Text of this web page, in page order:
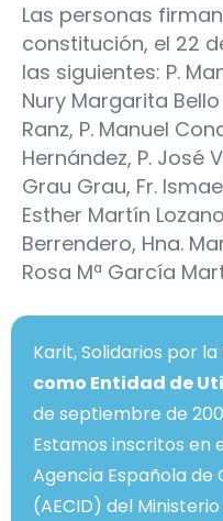
Las personas
constitución, el 22
las siguientes: P.
Nury Margarita Bello
Ranz, P. Manuel
Hernández, P. José
Grau Grau, Fr.
Esther Martín
Berrendero, Hna.
Rosa Mª García
Karit, Solidarios por la
como Entidad de
de septiembre de
Estamos inscritos en
Agencia Española
(AECID) del